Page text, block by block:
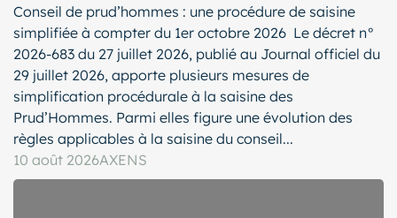
Conseil de prud’hommes : une procédure de saisine
simplifiée à compter du 1er octobre 2026 Le décret n°
2026-683 du 27 juillet 2026, publié au Journal officiel du
29 juillet 2026, apporte plusieurs mesures de
simplification procédurale à la saisine des
Prud’Hommes. Parmi elles figure une évolution des
règles applicables à la saisine du conseil...
10 août 2026AXENS